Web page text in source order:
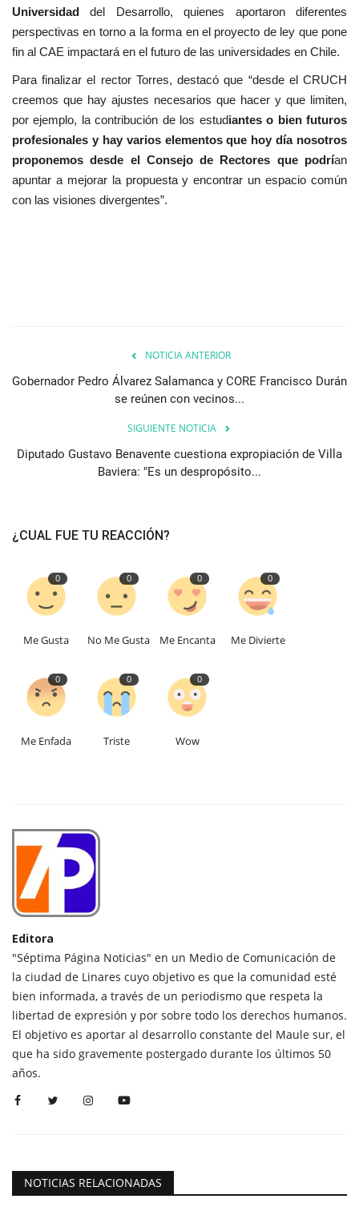
Universidad del Desarrollo, quienes aportaron diferentes
perspectivas en torno a la forma en el proyecto de ley que pone
fin al CAE impactará en el futuro de las universidades en Chile.
Para finalizar el rector Torres, destacó que “desde el CRUCH
creemos que hay ajustes necesarios que hacer y que limiten,
por ejemplo, la contribución de los estudiantes o bien futuros
profesionales y hay varios elementos que hoy día nosotros
proponemos desde el Consejo de Rectores que podrían
apuntar a mejorar la propuesta y encontrar un espacio común
con las visiones divergentes”.
NOTICIA ANTERIOR
Gobernador Pedro Álvarez Salamanca y CORE Francisco Durán
se reúnen con vecinos...
SIGUIENTE NOTICIA
Diputado Gustavo Benavente cuestiona expropiación de Villa
Baviera: "Es un despropósito...
¿CUAL FUE TU REACCIÓN?
0
Me Gusta
0
No Me Gusta
0
Me Encanta
0
Me Divierte
0
Me Enfada
0
Triste
0
Wow
Editora
"Séptima Página Noticias" en un Medio de Comunicación de
la ciudad de Linares cuyo objetivo es que la comunidad esté
bien informada, a través de un periodismo que respeta la
libertad de expresión y por sobre todo los derechos humanos.
El objetivo es aportar al desarrollo constante del Maule sur, el
que ha sido gravemente postergado durante los últimos 50
años.
NOTICIAS RELACIONADAS